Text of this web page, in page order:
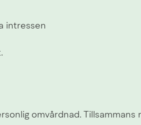
intressen
omvårdnad. Tillsammans